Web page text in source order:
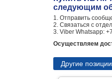
следующим
1. Отправить
2. Связаться с
3. Viber Whatsapp:
Осуществляем
Другие